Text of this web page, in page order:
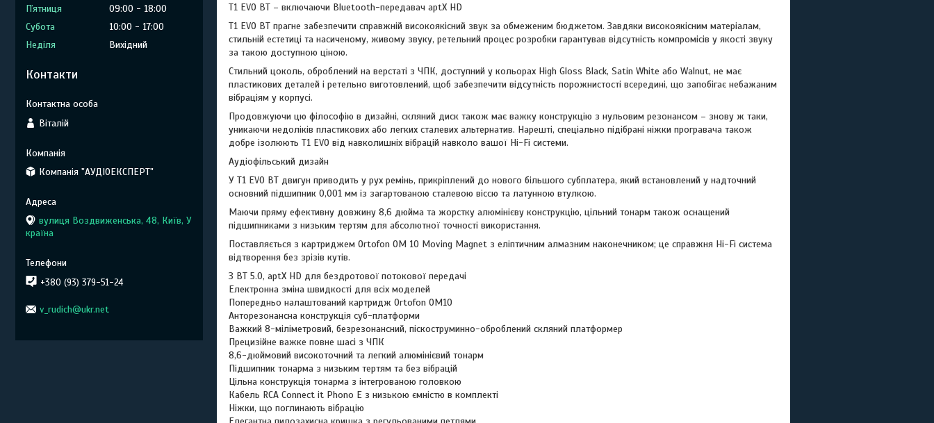
T1 EVO BT – включаючи Bluetooth-передавач aptX HD
T1 EVO BT прагне забезпечити справжній високоякісний звук за обмеженим бюджетом. Завдяки високоякісним матеріалам,
стильній естетиці та насиченому, живому звуку, ретельний процес розробки гарантував відсутність компромісів у якості звуку
за такою доступною ціною.
Стильний цоколь, оброблений на верстаті з ЧПК, доступний у кольорах High Gloss Black, Satin White або Walnut, не має
пластикових деталей і ретельно виготовлений, щоб забезпечити відсутність порожнистості всередині, що запобігає небажаним
вібраціям у корпусі.
Продовжуючи цю філософію в дизайні, скляний диск також має важку конструкцію з нульовим резонансом – знову ж таки,
уникаючи недоліків пластикових або легких сталевих альтернатив. Нарешті, спеціально підібрані ніжки програвача також
добре ізолюють T1 EVO від навколишніх вібрацій навколо вашої Hi-Fi системи.
Аудіофільський дизайн
У T1 EVO BT двигун приводить у рух ремінь, прикріплений до нового більшого субплатера, який встановлений у надточний
основний підшипник 0,001 мм із загартованою сталевою віссю та латунною втулкою.
Маючи пряму ефективну довжину 8,6 дюйма та жорстку алюмінієву конструкцію, цільний тонарм також оснащений
підшипниками з низьким тертям для абсолютної точності використання.
Поставляється з картриджем Ortofon OM 10 Moving Magnet з еліптичним алмазним наконечником; це справжня Hi-Fi система
відтворення без зрізів кутів.
З BT 5.0, aptX HD для бездротової потокової передачі
Електронна зміна швидкості для всіх моделей
Попередньо налаштований картридж Ortofon OM10
Анторезонансна конструкція суб-платформи
Важкий 8-міліметровий, безрезонансний, піскоструминно-оброблений скляний платформер
Прецизійне важке повне шасі з ЧПК
8,6-дюймовий високоточний та легкий алюмінієвий тонарм
Підшипник тонарма з низьким тертям та без вібрацій
Цільна конструкція тонарма з інтегрованою головкою
Кабель RCA Connect it Phono E з низькою ємністю в комплекті
Ніжки, що поглинають вібрацію
Пʼятниця
09:00
18:00
Субота
10:00
17:00
Неділя
Вихідний
Контакти
Віталій
Компанія "АУДІОЕКСПЕРТ"
вулиця Воздвиженська, 48, Київ, У
країна
+380 (93) 379-51-24
v_rudich@ukr.net